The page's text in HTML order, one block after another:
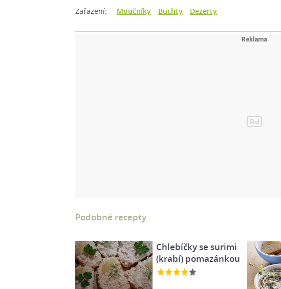
Zařazení: Moučníky Buchty Dezerty
Podobné recepty
Chlebíčky se surimi
(krabí) pomazánkou